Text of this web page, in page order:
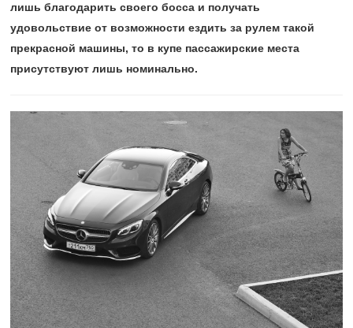
лишь благодарить своего босса и получать
удовольствие от возможности ездить за рулем такой
прекрасной машины, то в купе пассажирские места
присутствуют лишь номинально.